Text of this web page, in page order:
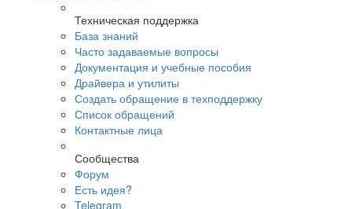
Техническая поддержка
База знаний
Часто задаваемые вопросы
Документация и учебные пособия
Драйвера и утилиты
Создать обращение в техподдержку
Список обращений
Контактные лица
Сообщества
Форум
Есть идея?
Telegram